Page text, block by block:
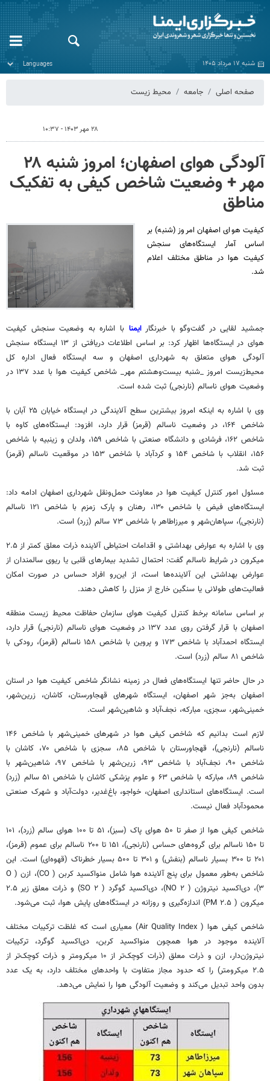
شنبه ۱۷ مرداد ۱۴۰۵
صفحه اصلی جامعه محیط زیست
۲۸ مهر ۱۴۰۳ - ۱۰:۳۷
آلودگی هوای اصفهان؛ امروز شنبه ۲۸
مهر + وضعیت شاخص کیفی به تفکیک
مناطق
کیفیت هوای اصفهان امروز (شنبه) بر
اساس آمار ایستگاه‌های سنجش
کیفیت هوا در مناطق مختلف اعلام
شد.
جمشید لقاییدر گفت‌وگو با خبرنگارایمنا با اشاره به وضعیت سنجش کیفیت
هوای در ایستگاه‌ها اظهار کرد: بر اساس اطلاعات دریافتی از ۱۳ ایستگاه سنجش
آلودگی هوای متعلق به شهرداری اصفهان و سه ایستگاه فعال اداره کل
محیط‌زیست امروز _شنبه بیست‌وهشتم مهر_ شاخص کیفیت هوا با عدد ۱۳۷ در
وضعیت هوای ناسالم (نارنجی) ثبت شده است.
وی با اشاره به اینکه امروز بیشترین سطح آلایندگی در ایستگاه خیابان ۲۵ آبان با
شاخص ۱۶۴، در وضعیت ناسالم (قرمز) قرار دارد، افزود: ایستگاه‌های کاوه با
شاخص ۱۶۲، فرشادی و دانشگاه صنعتی با شاخص ۱۵۹، ولدان و زینبیه با شاخص
۱۵۶، انقلاب با شاخص ۱۵۴ و کردآباد با شاخص ۱۵۳ در موقعیت ناسالم (قرمز)
ثبت شد.
مسئول امور کنترل کیفیت هوا در معاونت حمل‌ونقل شهرداری اصفهان ادامه داد:
ایستگاه‌های فیض با شاخص ۱۳۰، رهنان و پارک زمزم با شاخص ۱۲۱ ناسالم
(نارنجی)، سپاهان‌شهر و میرزاطاهر با شاخص ۷۳ سالم (زرد) است.
وی با اشاره به عوارض بهداشتی و اقدامات احتیاطی آلاینده ذرات معلق کمتر از ۲.۵
میکرون در شرایط ناسالم گفت: احتمال تشدید بیمارهای قلبی یا ریوی سالمندان از
عوارض بهداشتی این آلاینده‌ها است، از این‌رو افراد حساس در صورت امکان
فعالیت‌های طولانی یا سنگین خارج از منزل را کاهش دهند.
بر اساس سامانه برخط کنترل کیفیت هوای سازمان حفاظت محیط زیست منطقه
اصفهان با قرار گرفتن روی عدد ۱۳۷ در وضعیت هوای ناسالم (نارنجی) قرار دارد،
ایستگاه احمدآباد با شاخص ۱۷۳ و پروین با شاخص ۱۵۸ ناسالم (قرمز)، رودکی با
شاخص ۸۱ سالم (زرد) است.
در حال حاضر تنها ایستگاه‌های فعال در زمینه نشانگر شاخص کیفیت هوا در استان
اصفهان به‌جز شهر اصفهان، ایستگاه شهرهای قهجاورستان، کاشان، زرین‌شهر،
خمینی‌شهر، سجزی، مبارکه، نجف‌آباد و شاهین‌شهر است.
لازم است بدانیم که شاخص کیفی هوا در شهرهای خمینی‌شهر با شاخص ۱۴۶
ناسالم (نارنجی)، قهجاورستان با شاخص ۸۵،
سجزی
با شاخص ۷۰، کاشان با
شاخص ۹۰، نجف‌آباد با شاخص ۹۳، زرین‌شهر با شاخص ۹۷، شاهین‌شهر با
شاخص ۸۹، مبارکه با شاخص ۶۳ و علوم پزشکی کاشان با شاخص ۵۱ سالم (زرد)
است. ایستگاه‌های استانداری اصفهان، خواجو، باغ‌غدیر، دولت‌آباد و شهرک صنعتی
محمودآباد فعال نیست.
شاخص کیفی هوا از صفر تا ۵۰ هوای پاک (سبز)، ۵۱ تا ۱۰۰ هوای سالم (زرد)، ۱۰۱
تا ۱۵۰ ناسالم برای گروه‌های حساس (نارنجی)، ۱۵۱ تا ۲۰۰ ناسالم برای عموم (قرمز)،
۲۰۱ تا ۳۰۰ بسیار ناسالم (بنفش) و ۳۰۱ تا ۵۰۰ بسیار خطرناک (قهوه‌ای) است. این
شاخص به‌طور معمول برای پنج آلاینده هوا شامل منواکسید کربن ( CO)، ازن ( O
۳)، دی‌اکسید نیتروژن ( NO ۲)، دی‌اکسید گوگرد ( SO ۲) و ذرات معلق زیر ۲.۵
میکرون ( PM ۲.۵) اندازه‌گیری و روزانه در ایستگاه‌های پایش هوا، ثبت می‌شود.
شاخص کیفی هوا ( Air Quality Index) معیاری است که غلظت ترکیبات مختلف
آلاینده موجود در هوا همچون منواکسید کربن، دی‌اکسید گوگرد، ترکیبات
نیتروژن‌دار، ازن و ذرات معلق (ذرات کوچک‌تر از ۱۰ میکرومتر و ذرات کوچک‌تر از
۲.۵ میکرومتر) را که حدود مجاز متفاوت با واحدهای مختلف دارد، به یک عدد
بدون واحد تبدیل می‌کند و وضعیت آلودگی هوا را نمایش می‌دهد.